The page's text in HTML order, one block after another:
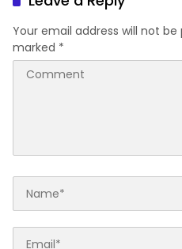
Your email address will not be
marked *